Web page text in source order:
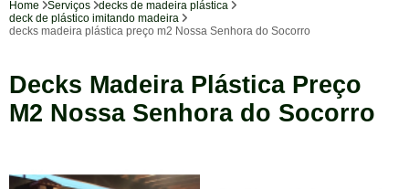
Home Serviços
decks de madeira plástica
deck de plástico imitando madeira
decks madeira plástica preço m2 Nossa Senhora do Socorro
Decks Madeira Plástica Preço
M2 Nossa Senhora do Socorro